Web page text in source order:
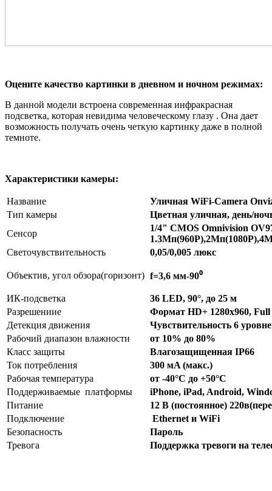
Оцените качество картинки в дневном и ночном режимах:
В данной модели встроена современная инфракрасная
подсветка, которая невидима человеческому глазу . Она дает
возможность получать очень четкую картинку даже в полной
темноте.
Характеристики камеры:
Название
Уличная WiFi-Camera
Тип камеры
Цветная уличная, день/
Сенсор
1/4" CMOS Omnivision
Светочувствительность
0,05/0,005 люкс
Объектив, угол обзора(горизонт) f=3,6 мм-90⁰
ИК-подсветка
36 LED, 90°, до 25 м
Разрешениие
Формат HD+ 1280х960,
Детекция движения
Чувствительность 6
Рабочий диапазон влажности
от 10% до 80%
Класс защиты
Влагозащищенная IP66
Ток потребления
300 мA (макс.)
Рабочая температура
от -40°С до +50°С
Поддерживаемые платформы
iPhone, iPad, Android,
Питание
12 В (постоянное)
Подключение
Ethernet и WiFi
Безопасность
Пароль
Тревога
Поддержка тревоги на